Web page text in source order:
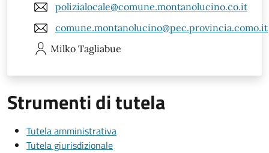
polizialocale@comune.montanolucino.co.it
comune.montanolucino@pec.provincia.como.it
Milko Tagliabue
Strumenti di tutela
Tutela amministrativa
Tutela giurisdizionale